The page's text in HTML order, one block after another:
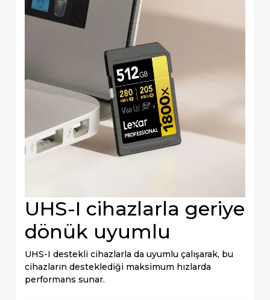
UHS-I cihazlarla geriye
dönük uyumlu
UHS-I destekli cihazlarla da uyumlu çalışarak, bu
cihazların desteklediği maksimum hızlarda
performans sunar.